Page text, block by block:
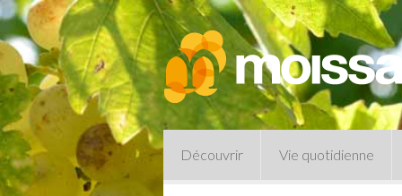
Découvrir Vie quotidienne